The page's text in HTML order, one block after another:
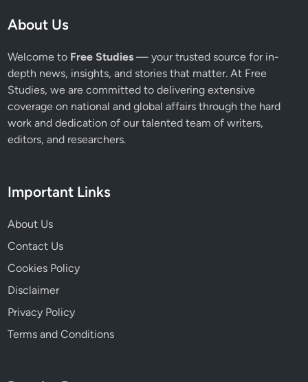
About Us
Welcome to Free Studies — your trusted source for in-
depth news, insights, and stories that matter. At Free
Studies, we are committed to delivering extensive
coverage on national and global affairs through the hard
work and dedication of our talented team of writers,
editors, and researchers.
Important Links
About Us
Contact Us
Cookies Policy
Disclaimer
Privacy Policy
Terms and Conditions